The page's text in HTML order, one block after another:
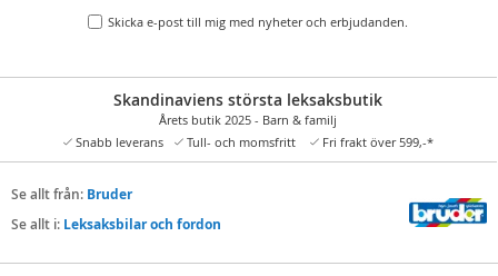
Skicka e-post till mig med nyheter och erbjudanden.
Skandinaviens största leksaksbutik
Årets butik 2025 - Barn & familj
Snabb leverans
Tull- och momsfritt Fri frakt över 599,-*
Se allt från: Bruder
Se allt i: Leksaksbilar och fordon